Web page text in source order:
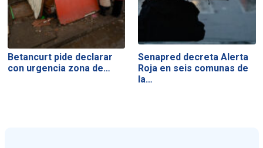
Betancurt pide declarar
con urgencia zona de…
Senapred decreta Alerta
Roja en seis comunas de
la…